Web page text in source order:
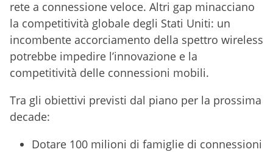
rete a connessione veloce. Altri gap minacciano
la competitività globale degli Stati Uniti: un
incombente accorciamento della spettro wireless
potrebbe impedire l’innovazione e la
competitività delle connessioni mobili.
Tra gli obiettivi previsti dal piano per la prossima
decade:
Dotare 100 milioni di famiglie di connessioni